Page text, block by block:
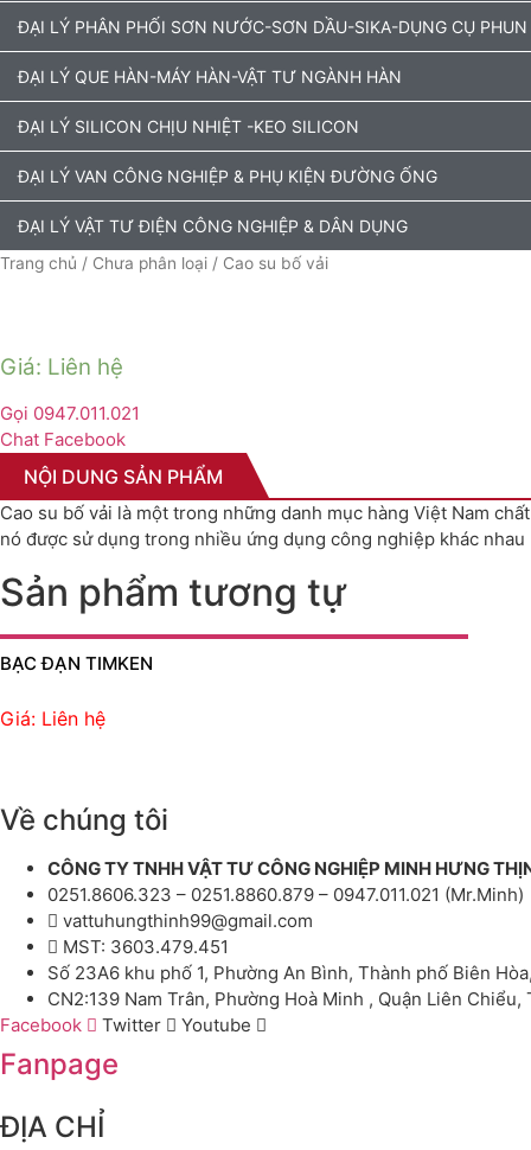
ĐẠI LÝ PHÂN PHỐI SƠN NƯỚC-SƠN DẦU-SIKA-DỤNG CỤ
ĐẠI LÝ QUE HÀN-MÁY HÀN-VẬT TƯ NGÀNH HÀN
ĐẠI LÝ SILICON CHỊU NHIỆT -KEO SILICON
ĐẠI LÝ VAN CÔNG NGHIỆP & PHỤ KIỆN ĐƯỜNG ỐNG
ĐẠI LÝ VẬT TƯ ĐIỆN CÔNG NGHIỆP & DÂN DỤNG
Trang chủ / Chưa phân loại / Cao su bố vải
Giá: Liên hệ
Gọi 0947.011.021
Chat Facebook
NỘI DUNG SẢN PHẨM
Cao su bố vải là một trong những danh mục hàng Việt Nam
nó được sử dụng trong nhiều ứng dụng công nghiệp khác
Sản phẩm tương tự
BẠC ĐẠN TIMKEN
Giá: Liên hệ
Về chúng tôi
CÔNG TY TNHH VẬT TƯ CÔNG NGHIỆP MINH HƯNG
0251.8606.323 – 0251.8860.879 – 0947.011.021 (Mr.Minh)
vattuhungthinh99@gmail.com
MST: 3603.479.451
Số 23A6 khu phố 1, Phường An Bình, Thành phố Biên
CN2:139 Nam Trân, Phường Hoà Minh , Quận Liên Chiểu,
Facebook
Twitter Youtube
Fanpage
ĐỊA CHỈ